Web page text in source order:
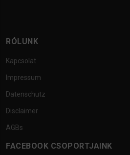
RÓLUNK
Kapcsolat
Impressum
Datenschutz
Disclaimer
AGBs
FACEBOOK CSOPORTJAINK